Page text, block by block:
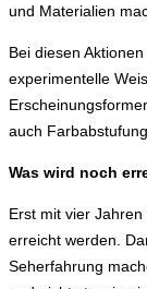
und Materialien
Bei diesen
experimentelle
auch
Was wird noch
Erst mit vier
erreicht werden.
Seherfahrung